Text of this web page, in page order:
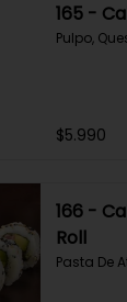
165 -
Pulpo,
$5.990
166 -
Roll
Pasta De